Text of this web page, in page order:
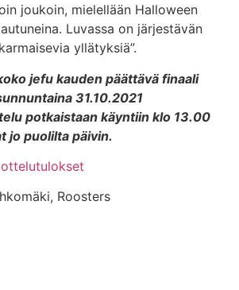
joukoin, mielellään Halloween
Luvassa on järjestävän
yllätyksiä”.
jefu kauden päättävä finaali
31.10.2021
potkaistaan käyntiin klo 13.00
jo puolilta päivin.
Roosters